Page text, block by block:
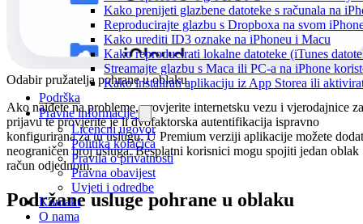
Kako prenijeti glazbene datoteke s računala na
Reproducirajte glazbu s Dropboxa na svom
Kako urediti ID3 oznake na iPhoneu i Macu
Kako reproducirati lokalne datoteke (iTunes
Streamajte glazbu s Maca ili PC-a na iPhone
Kako instalirati aplikaciju iz App Storea ili
Podrška
Pravne informacije
Licencni ugovor
Politika kolačića
Pravila o privatnosti
Pravna obavijest
Uvjeti i odredbe
Kontakt
O nama
Odabir pružatelja pohrane u oblaku
Ako naiđete na probleme, provjerite internetsku vezu i vjerodajnice za
prijavu te provjerite je li dvofaktorska autentifikacija ispravno
konfigurirana za tu uslugu. U Premium verziji aplikacije možete
neograničen broj usluga. Besplatni korisnici mogu spojiti jedan oblak
račun odjednom.
Podržane usluge pohrane u oblaku